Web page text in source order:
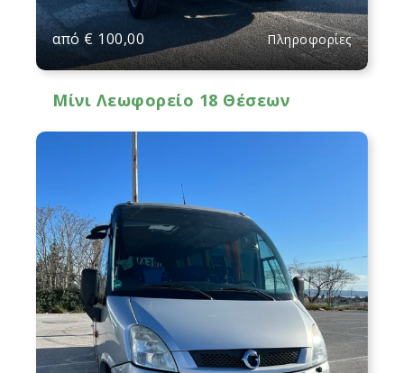
από € 100,00 Πληροφορίες
Μίνι Λεωφορείο 18 Θέσεων